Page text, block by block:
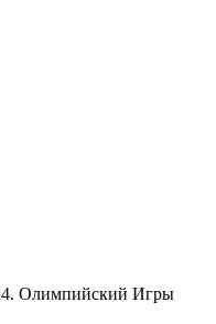
Олимпийский Игры